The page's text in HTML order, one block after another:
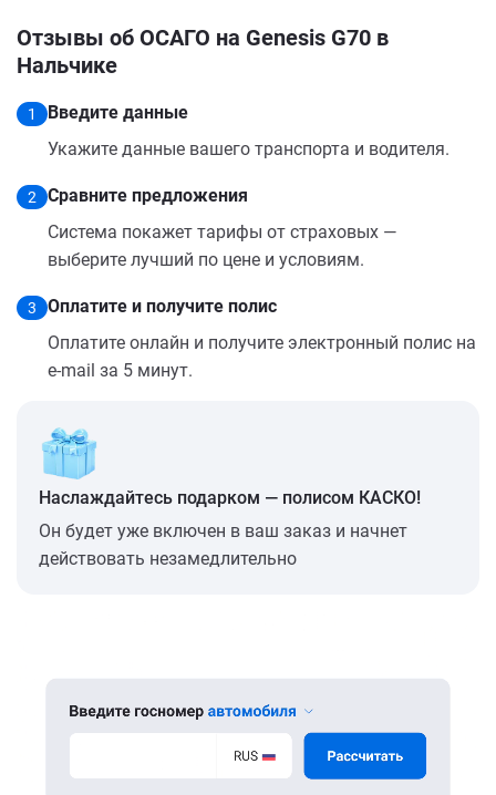
Отзывы об ОСАГО на Genesis G70 в
Нальчике
1
Введите данные
Укажите данные вашего транспорта и водителя.
2
Сравните предложения
Система покажет тарифы от страховых —
выберите лучший по цене и условиям.
3
Оплатите и получите полис
Оплатите онлайн и получите электронный полис на
e-mail за 5 минут.
Наслаждайтесь подарком — полисом КАСКО!
Он будет уже включен в ваш заказ и начнет
действовать незамедлительно